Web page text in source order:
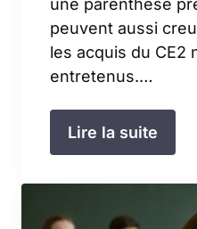
peuvent aussi
les acquis du CE2
entretenus.…
Lire la suite